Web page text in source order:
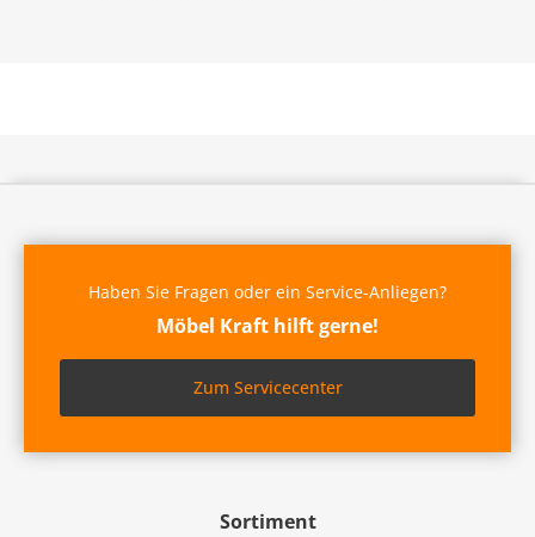
Sortiment
Haben Sie Fragen oder ein Service-Anliegen?
Möbel Kraft hilft gerne!
Zum Servicecenter